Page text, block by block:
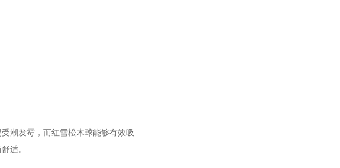
潮发霉，而红雪松木球能够有效吸
适。